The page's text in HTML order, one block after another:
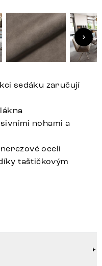
sedáku zaručují
nohami a
oceli
taštičkovým